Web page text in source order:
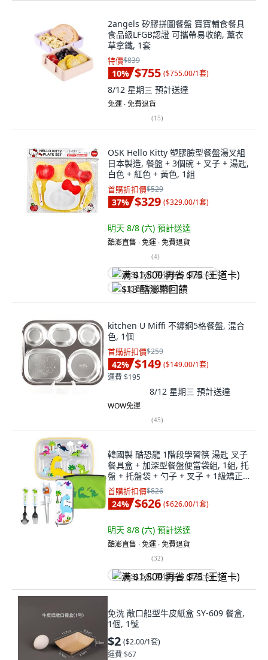
2angels 矽膠拼圖餐盤 寶寶輔食餐具
食品級LFGB認證 可攜帶易收納, 薰衣
草拿鐵, 1套
特價$839
10% $755 ($755.00/1套)
8/12 星期三 預計送達
免運 ∙ 免費退貨
(15)
OSK Hello Kitty 塑膠臉型餐盤湯叉組
日本製造, 餐盤 + 3個碗 + 叉子 + 湯匙,
白色 + 紅色 + 黃色, 1組
首購折扣價$529
37% $329 ($329.00/1套)
明天 8/8 (六) 預計送達
酷澎直售 ∙ 免運 ∙ 免費退貨
(4)
满 $1,500 再省 $75 (王道卡)
$13 酷澎幣回饋
kitchen U Miffi 不鏽鋼5格餐盤, 混合
色, 1個
首購折扣價$259
42% $149 ($149.00/1套)
運費 $195
8/12 星期三 預計送達
WOW免運
(45)
韓國製 酷恐龍 1階段學習筷 湯匙 叉子
餐具盒 + 加深型餐盤便當袋組, 1組, 托
盤 + 托盤袋 + 勺子 + 叉子 + 1級矯正
筷子 + 盒子, 白色
首購折扣價$826
24% $626 ($626.00/1套)
明天 8/8 (六) 預計送達
酷澎直售 ∙ 免運 ∙ 免費退貨
(32)
满 $1,500 再省 $75 (王道卡)
免洗 敞口船型牛皮紙盒 SY-609 餐盒,
1個, 1號
$2 ($2.00/1套)
運費 $67